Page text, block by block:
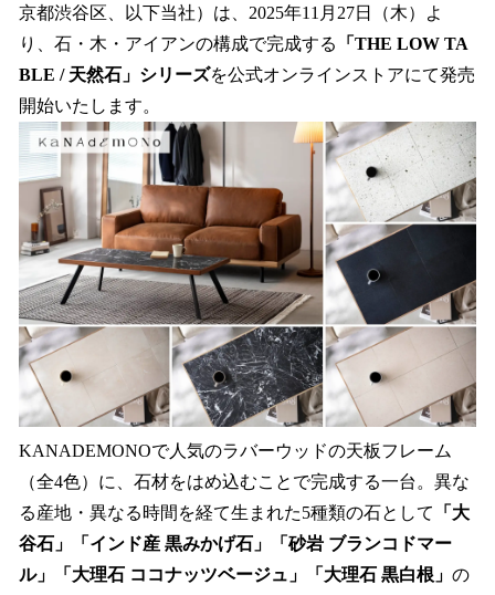
み
み
中
で
す
京都渋谷区、以下当社）は、2025年11月27日（木）よ
り、石・木・アイアンの構成で完成する
「THE LOW TA
BLE / 天然石」シリーズを公式オンラインストアにて発売
開始いたします。
KANADEMONOで人気のラバーウッドの天板フレーム
（全4色）に、石材をはめ込むことで完成する一台。異な
る産地・異なる時間を経て生まれた5種類の石として
「大
谷石」「インド産 黒みかげ石」「砂岩 ブランコドマー
ル」「大理石 ココナッツベージュ」「大理石 黒白根」 の